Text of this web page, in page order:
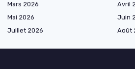
Mars 2026
Avril
Mai 2026
Juin
Juillet 2026
Août